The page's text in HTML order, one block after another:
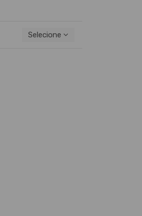
Selecione